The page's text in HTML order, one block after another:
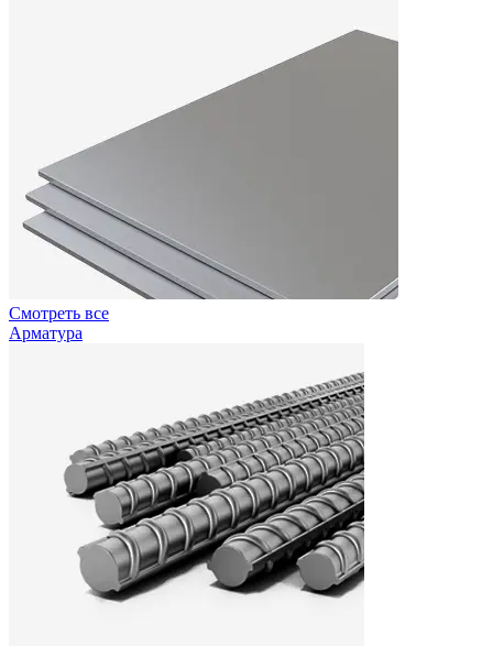
Смотреть все
Арматура